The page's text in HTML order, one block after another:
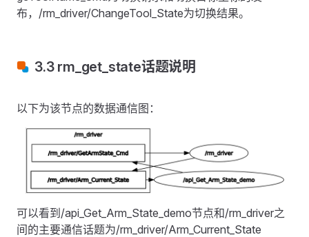
布，/rm_driver/ChangeTool_State为切换结果。
3.3 rm_get_state话题说明
以下为该节点的数据通信图：
可以看到/api_Get_Arm_State_demo节点和/rm_driver之
间的主要通信话题为/rm_driver/Arm_Current_State